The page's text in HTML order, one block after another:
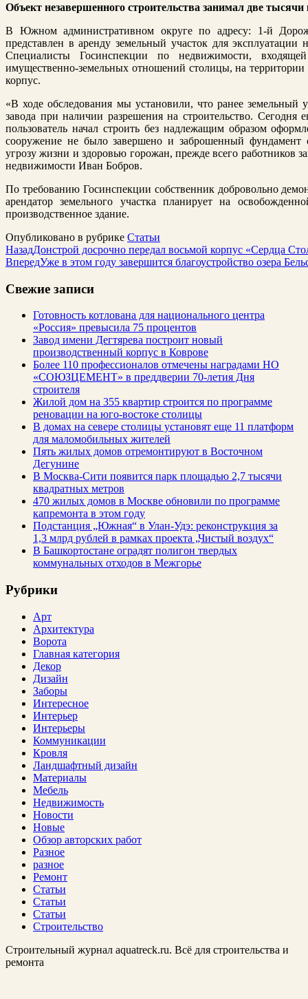
Объект незавершенного строительства занимал две
В Южном административном округе по адресу: 1-й
представлен в аренду земельный участок для эксплуатации
Специалисты Госинспекции по недвижимости,
имущественно-земельных отношений столицы, на
корпус.
«В ходе обследования мы установили, что ранее земельный
завода при наличии разрешения на строительство. Сегодня
пользователь начал строить без надлежащим образом
сооружение не было завершено и заброшенный фундамент
угрозу жизни и здоровью горожан, прежде всего работников
недвижимости Иван Бобров.
По требованию Госинспекции собственник добровольно
арендатор земельного участка планирует на
производственное здание.
Опубликовано в рубрике Статьи
НазадДонстрой досрочно передал восьмой корпус «Сердца
ВпередУже в этом году завершится благоустройство озера
Свежие записи
Готовность котлована для национального центра
«Россия» превысила 75 процентов
Завод имени Дегтярева построит новый
производственный корпус в Коврове
Более 110 профессионалов отмечены наградами НО
«СОЮЗЦЕМЕНТ» в преддверии 70-летия Дня
строителя
Жилой дом на 355 квартир строится по программе
реновации на юго-востоке столицы
В домах на севере столицы установят еще 11 платформ
для маломобильных жителей
Пять жилых домов отремонтируют в Восточном
Дегунине
В Москва-Сити появится парк площадью 2,7 тысячи
квадратных метров
470 жилых домов в Москве обновили по программе
капремонта в этом году
Подстанция „Южная“ в Улан‑Удэ: реконструкция за
1,3 млрд рублей в рамках проекта „Чистый воздух“
В Башкортостане оградят полигон твердых
коммунальных отходов в Межгорье
Рубрики
Арт
Архитектура
Ворота
Главная категория
Декор
Дизайн
Заборы
Интересное
Интерьер
Интерьеры
Коммуникации
Кровля
Ландшафтный дизайн
Материалы
Мебель
Недвижимость
Новости
Новые
Обзор авторских работ
Разное
разное
Ремонт
Статьи
Статьи
Статьи
Строительство
Строительный журнал aquatreck.ru. Всё для строительства и
ремонта